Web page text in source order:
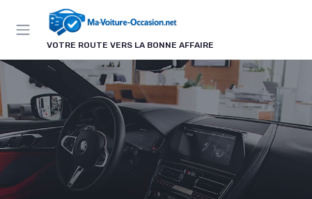
VOTRE ROUTE VERS LA BONNE AFFAIRE
Panneau de gestion des cookies